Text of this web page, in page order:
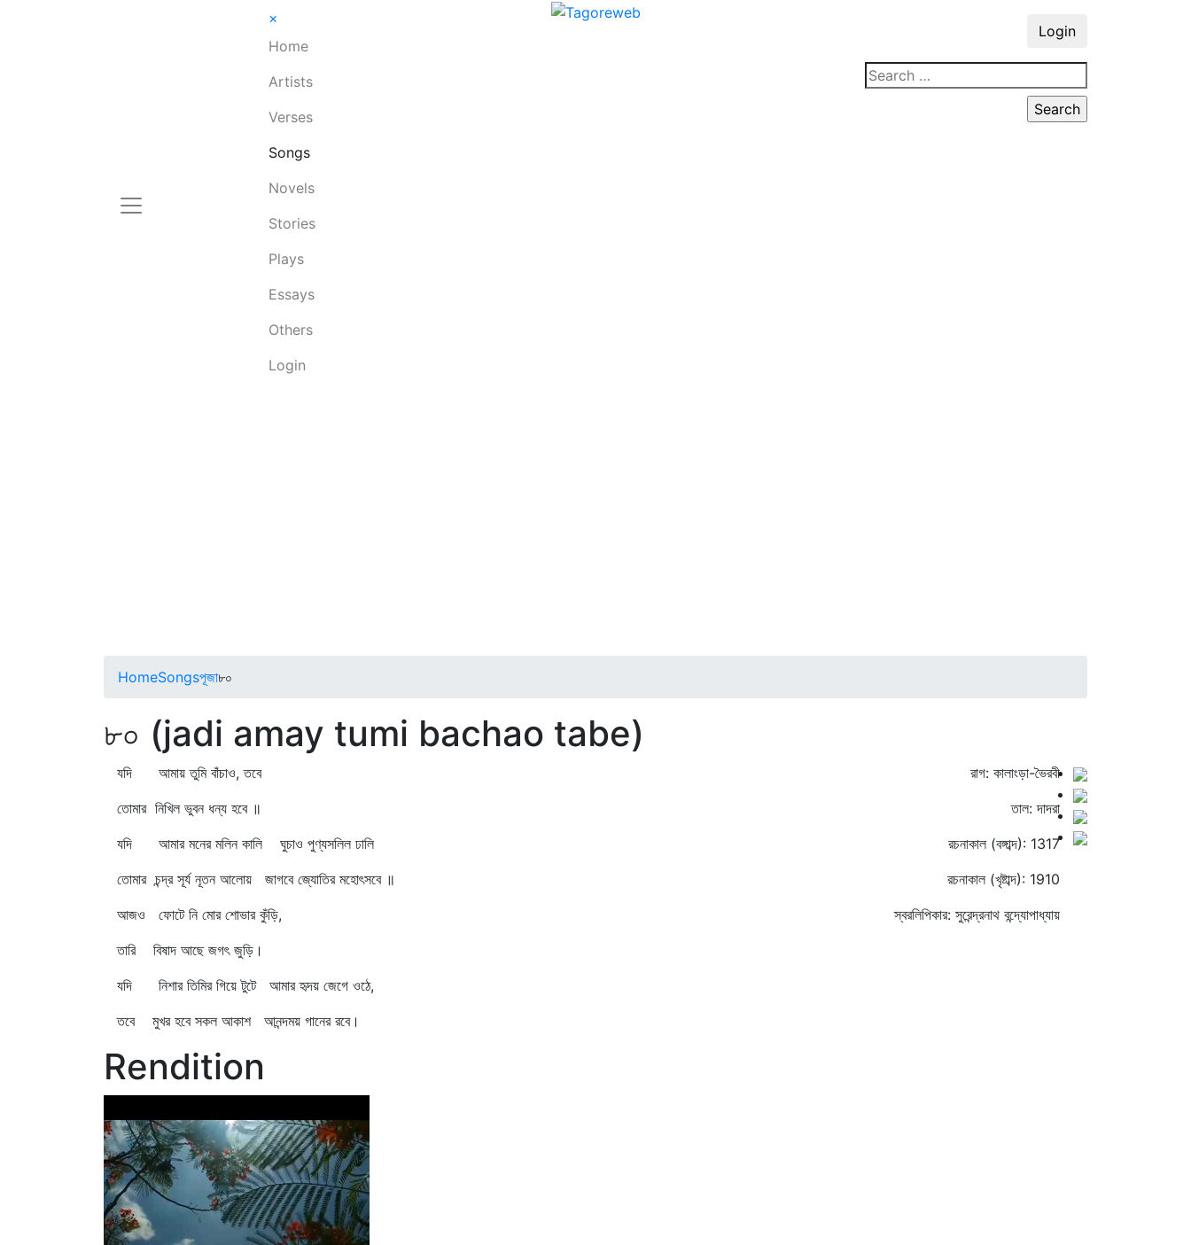
×
Home
Artists
Verses
Songs
Novels
Stories
Plays
Essays
Others
Login
Login
HomeSongsপূজা৮০
৮০ (jadi amay tumi bachao tabe)
যদি আমায় তুমি বাঁচাও, তবে
তোমার নিখিল ভুবন ধন্য হবে ॥
যদি আমার মনের মলিন কালি ঘুচাও পুণ্যসলিল ঢালি
তোমার চন্দ্র সূর্য নূতন আলোয় জাগবে জ্যোতির মহোৎসবে ॥
আজও ফোটে নি মোর শোভার কুঁড়ি,
তারি বিষাদ আছে জগৎ জুড়ি।
যদি নিশার তিমির গিয়ে টুটে আমার হৃদয় জেগে ওঠে,
তবে মুখর হবে সকল আকাশ আনন্দময় গানের রবে।
রাগ: কালাংড়া-ভৈরবী
তাল: দাদরা
রচনাকাল (বঙ্গাব্দ): 1317
রচনাকাল (খৃষ্টাব্দ): 1910
স্বরলিপিকার: সুরেন্দ্রনাথ বন্দ্যোপাধ্যায়
Rendition